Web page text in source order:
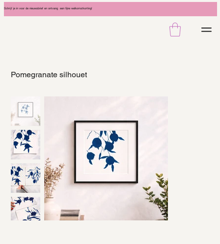
Schrijf je in voor de nieuwsbrief en ontvang een fijne welkomstkorting!
Pomegranate silhouet